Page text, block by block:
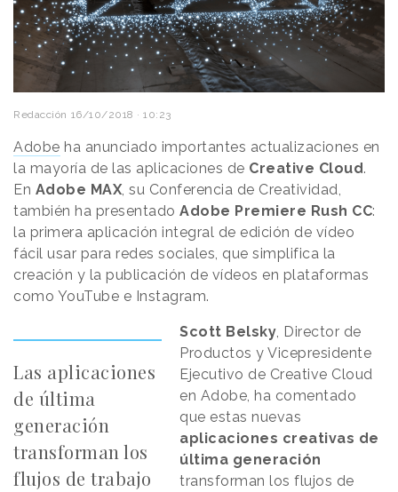
Redacción 16/10/2018 · 10:23
Adobe ha anunciado importantes actualizaciones en
la mayoría de las aplicaciones de Creative Cloud.
En Adobe MAX, su Conferencia de Creatividad,
también ha presentado Adobe Premiere Rush CC:
la primera aplicación integral de edición de vídeo
fácil usar para redes sociales, que simplifica la
creación y la publicación de vídeos en plataformas
como YouTube e Instagram.
Las aplicaciones
de última
generación
transforman los
flujos de trabajo
Scott Belsky, Director de
Productos y Vicepresidente
Ejecutivo de Creative Cloud
en Adobe, ha comentado
que estas nuevas
aplicaciones creativas de
última generación
transforman los flujos de